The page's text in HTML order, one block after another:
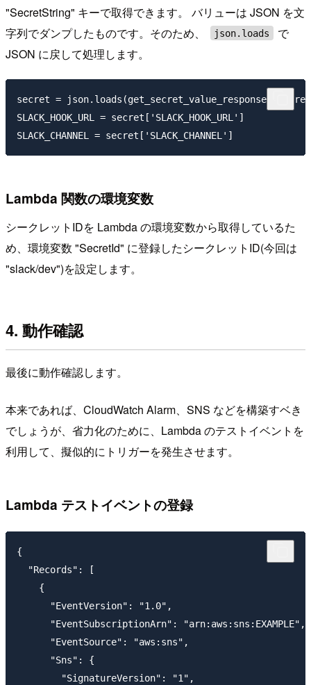
"SecretString" キーで取得できます。 バリューは JSON を文
字列でダンプしたものです。そのため、
json.loads
で
JSON に戻して処理します。
secret =
SLACK_HOOK_URL = secret['SLACK_HOOK_URL']
Lambda 関数の環境変数
シークレットIDを Lambda の環境変数から取得しているた
め、環境変数 "SecretId" に登録したシークレットID(今回は
"slack/dev")を設定します。
4. 動作確認
最後に動作確認します。
本来であれば、CloudWatch Alarm、SNS などを構築すベき
でしょうが、省力化のために、Lambda のテストイベントを
利用して、擬似的にトリガーを発生させます。
Lambda テストイベントの登録
{
  "Records": [
    {
      "EventVersion": "1.0",
      "EventSubscriptionArn": "arn:aws:sns:EXAMPLE",
      "EventSource": "aws:sns",
      "Sns": {
        "SignatureVersion": "1",